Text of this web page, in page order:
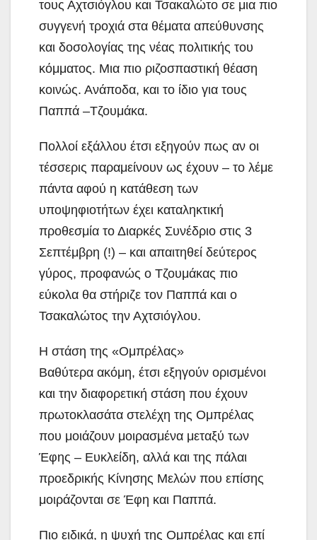
τους Αχτσιόγλου και Τσακαλώτο σε μια πιο
συγγενή τροχιά στα θέματα απεύθυνσης
και δοσολογίας της νέας πολιτικής του
κόμματος. Μια πιο ριζοσπαστική θέαση
κοινώς. Ανάποδα, και το ίδιο για τους
Παππά –Τζουμάκα.
Πολλοί εξάλλου έτσι εξηγούν πως αν οι
τέσσερις παραμείνουν ως έχουν – το λέμε
πάντα αφού η κατάθεση των
υποψηφιοτήτων έχει καταληκτική
προθεσμία το Διαρκές Συνέδριο στις 3
Σεπτέμβρη (!) – και απαιτηθεί δεύτερος
γύρος, προφανώς ο Τζουμάκας πιο
εύκολα θα στήριζε τον Παππά και ο
Τσακαλώτος την Αχτσιόγλου.
Η στάση της «Ομπρέλας»
Βαθύτερα ακόμη, έτσι εξηγούν ορισμένοι
και την διαφορετική στάση που έχουν
πρωτοκλασάτα στελέχη της Ομπρέλας
που μοιάζουν μοιρασμένα μεταξύ των
Έφης – Ευκλείδη, αλλά και της πάλαι
προεδρικής Κίνησης Μελών που επίσης
μοιράζονται σε Έφη και Παππά.
Πιο ειδικά, η ψυχή της Ομπρέλας και επί